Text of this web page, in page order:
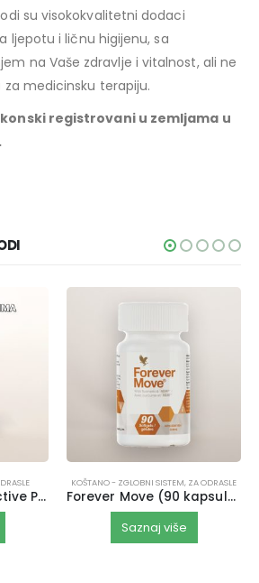
su visokokvalitetni dodaci
ljepotu i ličnu higijenu, sa
na Vaše zdravlje i vitalnost, ali ne
medicinsku terapiju.
registrovani u zemljama u
Probiotik Forever Active Pro-B
KOŠTANO - ZGLOBNI SISTEM, ZA ODRASLE
Forever Move (90 kapsula)
Saznaj više